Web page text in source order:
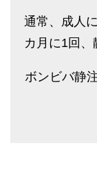
通常、成人
カ月に1回、
ボンビバ静